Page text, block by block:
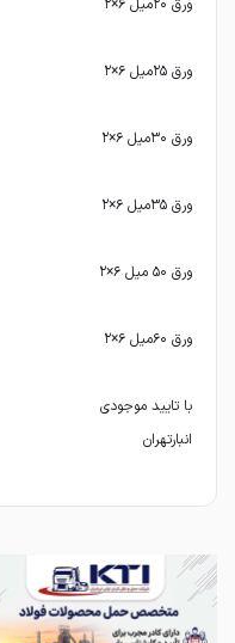
انبارتهران